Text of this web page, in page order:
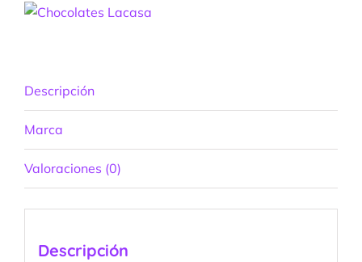
Descripción
Marca
Valoraciones (0)
Descripción